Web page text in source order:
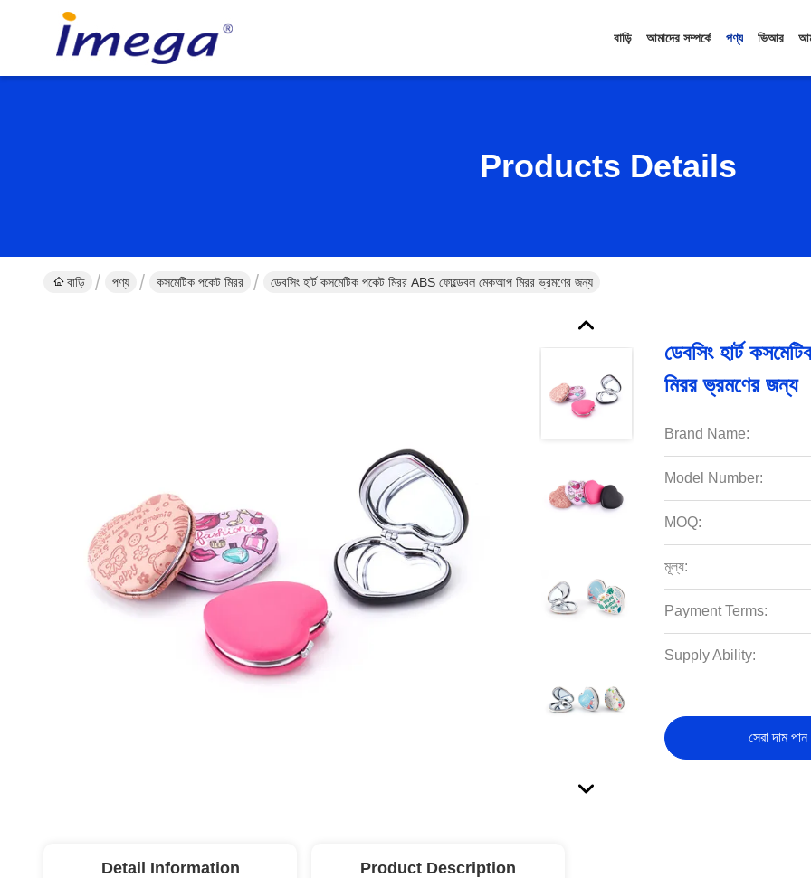
বাড়ি আমাদের সম্পর্কে পণ্য ভিআর
Products Details
বাড়ি পণ্য কসমেটিক পকেট মিরর ডেবসিং হার্ট কসমেটিক পকেট মিরর ABS ফোল্ডেবল মেকআপ মিরর ভ্রমণের জন্য
ডেবসিং হার্ট
মিরর ভ্রমণের জন্য
Brand Name:
Model Number:
MOQ:
মূল্য:
Payment Terms:
Supply Ability:
সেরা দাম পান
Detail Information Product Description